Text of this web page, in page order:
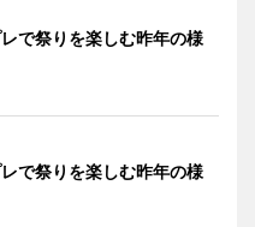
で祭りを楽しむ昨年の様
で祭りを楽しむ昨年の様